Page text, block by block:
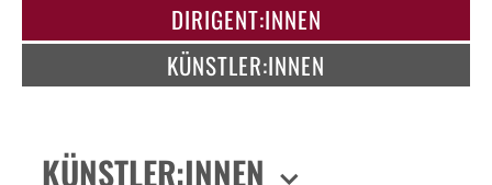
DIRIGENT:INNEN
KÜNSTLER:INNEN
KÜNSTLER:INNEN